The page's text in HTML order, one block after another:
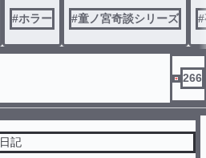
ご興味のある方はどうぞよろしくお願
いいたします。
#ホラー #童ノ宮奇談シリーズ #
266
日記